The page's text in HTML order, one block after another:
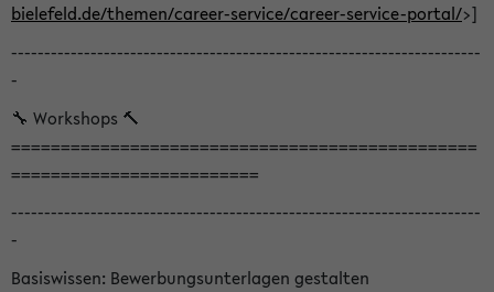
bielefeld.de/themen/career-service/career-service-portal/>]
-----------------------------------------------------------------------
-
🔧 Workshops 🔨
===============================================
=========================
-----------------------------------------------------------------------
-
Basiswissen: Bewerbungsunterlagen gestalten